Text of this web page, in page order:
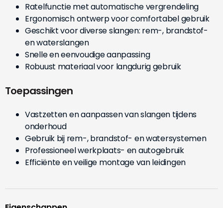
Ratelfunctie met automatische vergrendeling
Ergonomisch ontwerp voor comfortabel gebruik
Geschikt voor diverse slangen: rem-, brandstof-
en waterslangen
Snelle en eenvoudige aanpassing
Robuust materiaal voor langdurig gebruik
Toepassingen
Vastzetten en aanpassen van slangen tijdens
onderhoud
Gebruik bij rem-, brandstof- en watersystemen
Professioneel werkplaats- en autogebruik
Efficiënte en veilige montage van leidingen